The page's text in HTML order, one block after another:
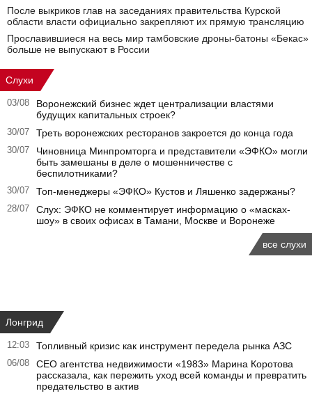
После выкриков глав на заседаниях правительства Курской
области власти официально закрепляют их прямую трансляцию
Прославившиеся на весь мир тамбовские дроны-батоны «Бекас»
больше не выпускают в России
Слухи
03/08
Воронежский бизнес ждет централизации властями
будущих капитальных строек?
30/07 Треть воронежских ресторанов закроется до конца года
30/07
Чиновница Минпромторга и представители «ЭФКО» могли
быть замешаны в деле о мошенничестве с
беспилотниками?
30/07 Топ-менеджеры «ЭФКО» Кустов и Ляшенко задержаны?
28/07
Слух: ЭФКО не комментирует информацию о «масках-
шоу» в своих офисах в Тамани, Москве и Воронеже
все слухи
Лонгрид
12:03 Топливный кризис как инструмент передела рынка АЗС
06/08
CEO агентства недвижимости «1983» Марина Коротова
рассказала, как пережить уход всей команды и превратить
предательство в актив